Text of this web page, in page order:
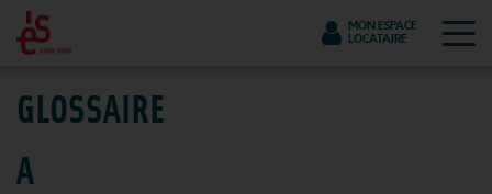
MON ESPACE
LOCATAIRE
GLOSSAIRE
A